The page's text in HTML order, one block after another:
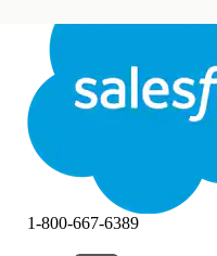
Chiudi Chiudi
1-800-667-6389